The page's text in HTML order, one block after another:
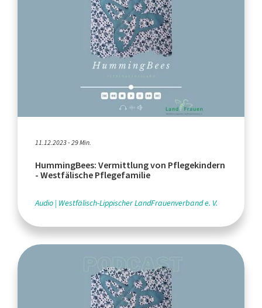
11.12.2023 - 29 Min.
HummingBees: Vermittlung von Pflegekindern
- Westfälische Pflegefamilie
Audio Westfälisch-Lippischer LandFrauenverband e. V.